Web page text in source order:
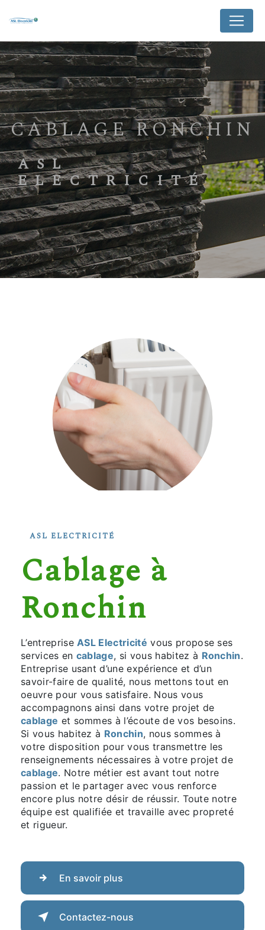
CABLAGE RONCHIN
ASL
ELECTRICITÉ
ASL ELECTRICITÉ
cablage à
Ronchin
L’entreprise ASL Electricité vous propose ses
services en cablage, si vous habitez à Ronchin.
Entreprise usant d’une expérience et d’un
savoir-faire de qualité, nous mettons tout en
oeuvre pour vous satisfaire. Nous vous
accompagnons ainsi dans votre projet de
cablage et sommes à l’écoute de vos besoins.
Si vous habitez à Ronchin, nous sommes à
votre disposition pour vous transmettre les
renseignements nécessaires à votre projet de
cablage. Notre métier est avant tout notre
passion et le partager avec vous renforce
encore plus notre désir de réussir. Toute notre
équipe est qualifiée et travaille avec propreté
et rigueur.
En savoir plus
Contactez-nous